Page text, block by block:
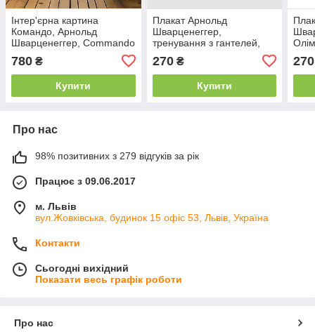
Інтер'єрна картина
Командо, Арнольд
Шварценеггер, Commando
Schwarzenegger, 60×43 см
780 ₴
Купити
Плакат Арнольд
Шварценеггер,
тренування з гантелей,
Schwarzenegger, 38×60 см
270₴
Купити
270
Про нас
98% позитивних з 279 відгуків за рік
Працює з 09.06.2017
м. Львів
вул.Жовківська, будинок 15 офіс 53, Львів, Україна
Контакти
Сьогодні вихідний
Показати весь графік роботи
Про нас